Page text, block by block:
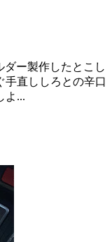
ダー製作したとこし
手直ししろとの辛口
よ...